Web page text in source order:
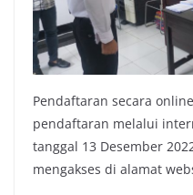
Pendaftaran secara
pendaftaran melalui
tanggal 13 Desember
mengakses di alamat